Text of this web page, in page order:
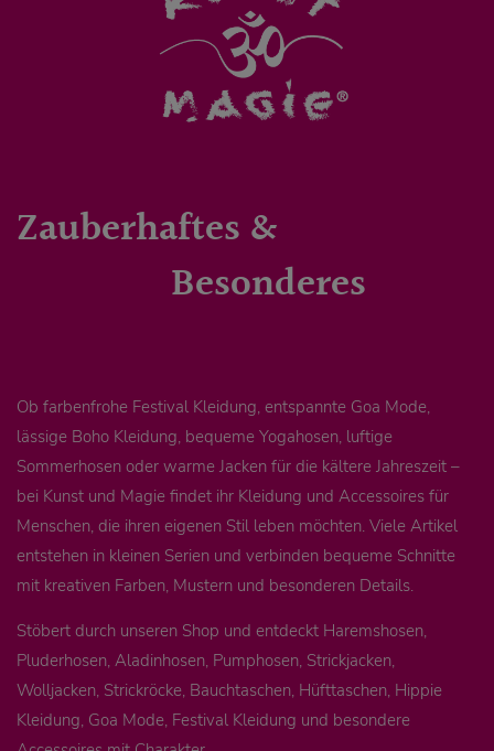
Zauberhaftes &
Besonderes
Ob farbenfrohe Festival Kleidung, entspannte Goa Mode,
lässige Boho Kleidung, bequeme Yogahosen, luftige
Sommerhosen oder warme Jacken für die kältere Jahreszeit –
bei Kunst und Magie findet ihr Kleidung und Accessoires für
Menschen, die ihren eigenen Stil leben möchten. Viele Artikel
entstehen in kleinen Serien und verbinden bequeme Schnitte
mit kreativen Farben, Mustern und besonderen Details.
Stöbert durch unseren Shop und entdeckt Haremshosen,
Pluderhosen, Aladinhosen, Pumphosen, Strickjacken,
Wolljacken, Strickröcke, Bauchtaschen, Hüfttaschen, Hippie
Kleidung, Goa Mode, Festival Kleidung und besondere